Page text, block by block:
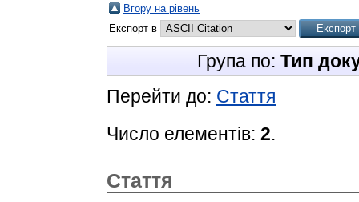
Вгору на рівень
Експорт в
Група по: Тип
Перейти до: Стаття
Число елементів: 2.
Стаття